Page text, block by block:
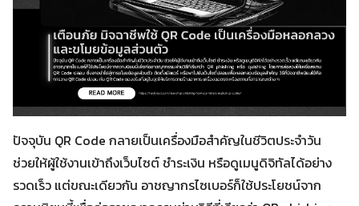
ปัจจุบัน QR Code กลายเป็นเครื่องมือสำคัญในชีวิตประจำวัน
ช่วยให้ผู้ใช้งานเข้าถึงเว็บไซต์ ชำระเงิน หรือดูเมนูดิจิทัลได้อย่าง
รวดเร็ว แต่ขณะเดียวกัน อาชญากรไซเบอร์ก็ใช้ประโยชน์จาก